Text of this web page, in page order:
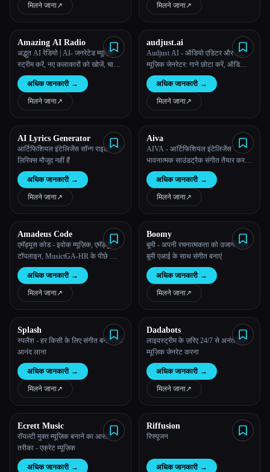
हमारे बारे में
मिलने जाना↗︎ मिलने जाना↗︎
Amazing AI Radio
अद्भुत AI रेडियो | AI- जनरेटेड म्यूज़िक
स्ट्रीम करें, नए कलाकारों को खोजें, चार्ट
देखें, और Amazing AI रेडियो पर अपने
खुद के ट्रैक अपलोड करें।
अधिक जानकारी →
मिलने जाना↗︎
audjust.ai
Audjust AI - ऑडियो एडिटर और AI
म्यूज़िक जेनरेटर: गाने छोटा करें, ऑडियो
लंबा करें, लूप ढूँढें या टेक्स्ट से म्यूज़िक
बनाएँअधिक जानकारी →
मिलने जाना↗︎
AI Lyrics Generator
आर्टिफिशियल इंटेलिजेंस सॉन्ग राइटर - ये
लिरिक्स मौजूद नहीं हैं
अधिक जानकारी →
मिलने जाना↗︎
Aiva
AIVA - आर्टिफिशियल इंटेलिजेंस
भावनात्मक साउंडट्रैक संगीत तैयार कर
रहा है
अधिक जानकारी →
मिलने जाना↗︎
Amadeus Code
एमॅड्यूस कोड - इवोक म्यूज़िक, एमॅड्यूस
टॉपलाइन, MusictGA-HR के पीछे की
कंपनी
अधिक जानकारी →
मिलने जाना↗︎
Boomy
बूमी - अपनी रचनात्मकता को उजागर करें
बूमी एआई के साथ संगीत बनाएं
अधिक जानकारी →
मिलने जाना↗︎
Splash
स्पलैश - हर किसी के लिए संगीत बनाने का
आनंद लाना
अधिक जानकारी →
मिलने जाना↗︎
Dadabots
लाइवस्ट्रीम के ज़रिए 24/7 से अनंत तक
म्यूज़िक जेनरेट करना
अधिक जानकारी →
मिलने जाना↗︎
Ecrett Music
रॉयल्टी मुक्त म्यूज़िक बनाने का आसान
तरीका - एक्रेट म्यूज़िक
अधिक जानकारी →
Riffusion
रिफ्यूजन
अधिक जानकारी →